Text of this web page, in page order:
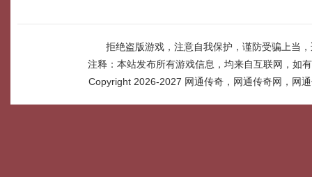
拒绝盗版游戏，注意自我保护，谨防受骗上当
注释：本站发布所有游戏信息，均来自互联网，如
Copyright 2026-2027 网通传奇，网通传奇网，网